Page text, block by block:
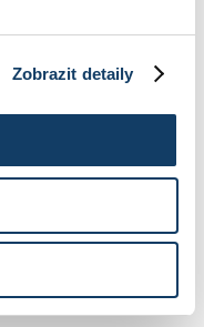
Zobrazit detaily